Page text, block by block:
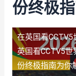
份终极
在英国看
英国看CCTV5
份终极指南为你